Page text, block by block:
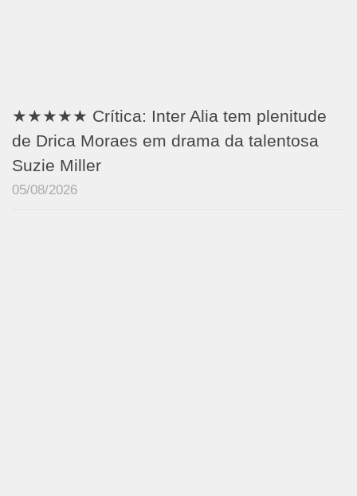
★★★★★ Crítica: Inter Alia tem plenitude
de Drica Moraes em drama da talentosa
Suzie Miller
05/08/2026